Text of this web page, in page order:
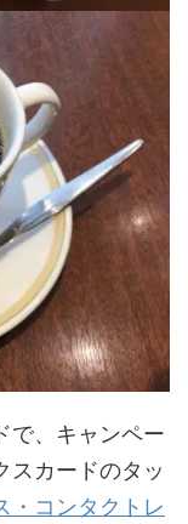
で、キャンペー
スカードのタッ
・コンタクトレ